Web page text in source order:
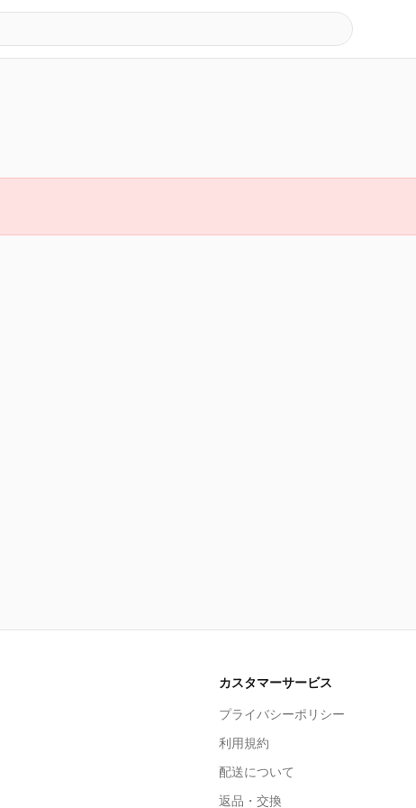
カスタマーサービス
プライバシーポリシー
利用規約
配送について
返品・交換